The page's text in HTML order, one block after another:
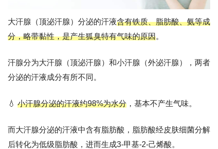
大汗腺（顶泌汗腺）分泌的汗液含有铁质、脂肪酸、氨等成
分，略带黏性，是产生狐臭特有气味的原因。
汗腺分为大汗腺（顶泌汗腺）和小汗腺（外泌汗腺），两者
分泌的汗液成分有所不同。
💧 小汗腺分泌的汗液约98%为水分 ，基本不产生气味。
而大汗腺分泌的汗液中含有脂肪酸，脂肪酸经皮肤细菌分解
后转化为低级脂肪酸，进而生成3-甲基-2-己烯酸。